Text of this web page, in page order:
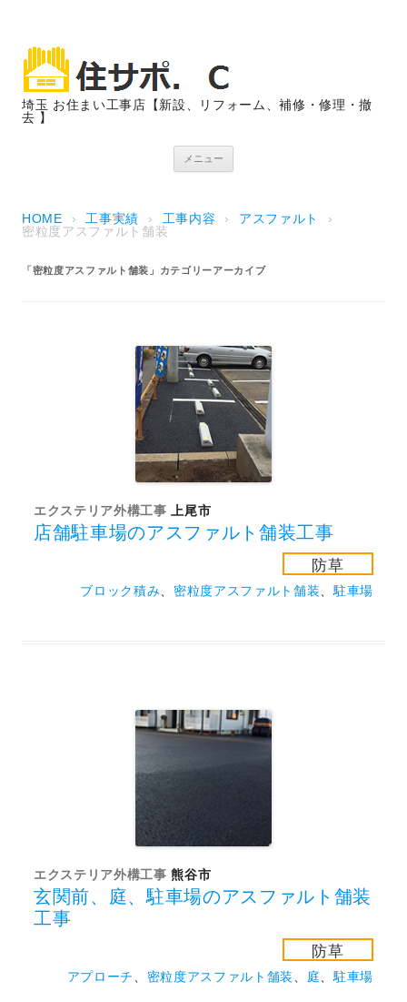
埼玉 お住まい工事店【新設、リフォーム、補修・修理・撤
去 】
メニュー
HOME › 工事実績 › 工事内容 › アスファルト
›
密粒度アスファルト舗装
「密粒度アスファルト舗装 」カテゴリーアーカイブ
エクステリア外構工事 上尾市
店舗駐車場のアスファルト舗装工事
防草
ブロック積み 密粒度アスファルト舗装 駐車場
エクステリア外構工事 熊谷市
玄関前、庭、駐車場のアスファルト舗装
工事
防草
アプローチ 密粒度アスファルト舗装 庭 駐車場